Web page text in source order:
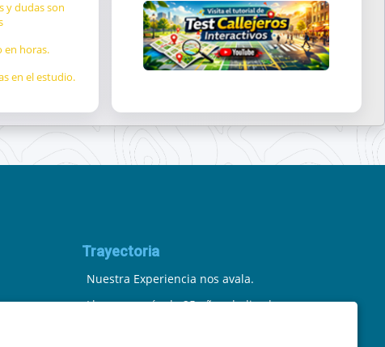
y dudas son
en horas.
en el estudio.
Trayectoria
Nuestra Experiencia nos avala.
Llevamos más de 25 años dedicados